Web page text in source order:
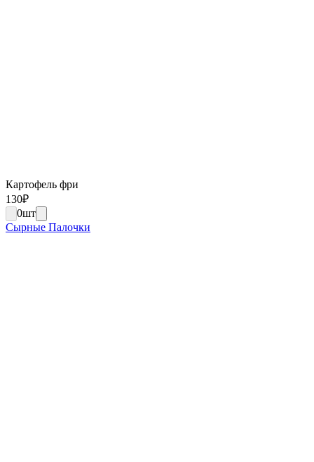
Картофель фри
130₽
0шт
Сырные Палочки